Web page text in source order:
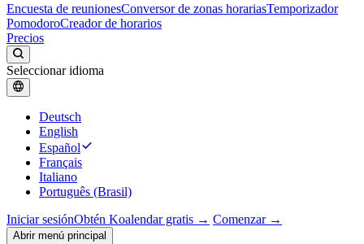
Encuesta de reunionesConversor de zonas horariasTemporizador
PomodoroCreador de horarios
Precios
Seleccionar idioma
Deutsch
English
Español
Français
Italiano
Português (Brasil)
Iniciar sesiónObtén Koalendar gratis → Comenzar →
Abrir menú principal